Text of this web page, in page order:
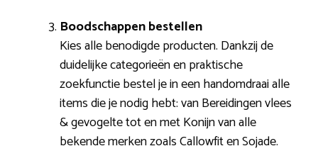
Boodschappen bestellen
Kies alle benodigde producten. Dankzij de
duidelijke categorieën en praktische
zoekfunctie bestel je in een handomdraai alle
items die je nodig hebt: van Bereidingen vlees
& gevogelte tot en met Konijn van alle
bekende merken zoals Callowfit en Sojade.